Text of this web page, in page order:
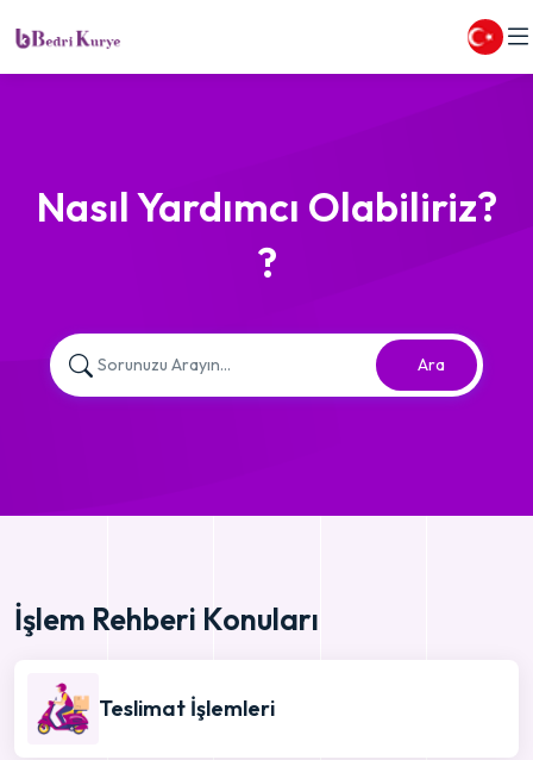
Nasıl Yardımcı Olabiliriz?
?
Ara
İşlem Rehberi Konuları
Teslimat İşlemleri